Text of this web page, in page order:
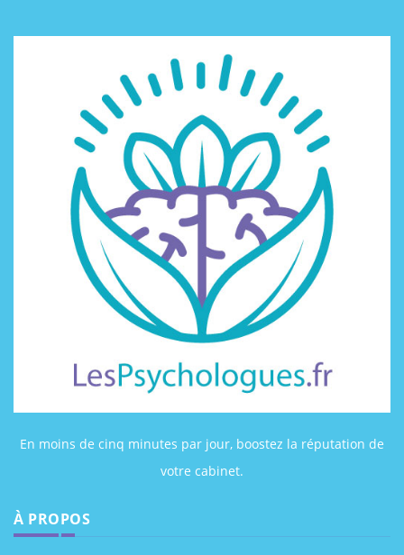
En moins de cinq minutes par jour, boostez la réputation de
votre cabinet.
À PROPOS